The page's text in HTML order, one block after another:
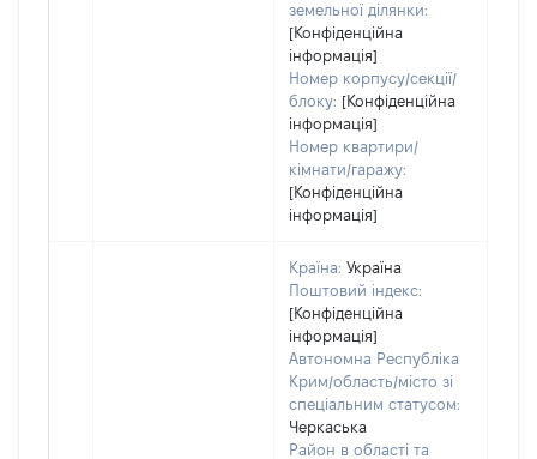
земельної ділянки:
[Конфіденційна
інформація]
Номер корпусу/секції/
блоку: [Конфіденційна
інформація]
Номер квартири/
кімнати/гаражу:
[Конфіденційна
інформація]
Країна: Україна
Поштовий індекс:
[Конфіденційна
інформація]
Автономна Республіка
Крим/область/місто зі
спеціальним статусом:
Черкаська
Район в області та